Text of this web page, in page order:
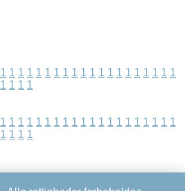
1 1 1 1 1 1 1 1 1 1 1 1 1 1 1 1 1 1 1 1
1 1 1 1
1 1 1 1 1 1 1 1 1 1 1 1 1 1 1 1 1 1 1 1
1 1 1 1